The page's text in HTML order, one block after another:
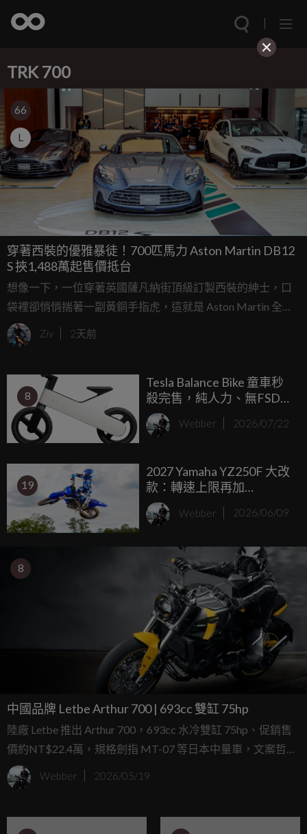
TRK 700
66
L
穿著西裝的優雅暴徒！700匹馬力 Aston Martin DB12
S 挾1,488萬起售價抵台
想像一下，一位穿著英國薩凡納街頂級訂製西裝的紳士，口
袋裡卻悄悄揣著一副黃銅手指虎，這就是 Aston Martin 全新
DB12 S 給人的第一印象，承襲了 DB 車系一貫的優雅從容，
這輛被原廠譽為「Super Tourer」顛峰之作的全新旗艦，在注
更是一頭隨時準備在柏油路上撕裂空氣的猛獸。
Ziv 2天前
8
Tesla Balance Bike 童車秒
殺完售，純人力、無FSD自
動駕駛，定價約台幣7000
元
Webber 2026/07/22
19
2027 Yamaha YZ250F 大改
款：轉速上限再加
700rpm，Monster Energy
特仕同步登場
Webber 2026/06/09
8
中國品牌 Letbe Arthur 700 | 693cc 雙缸 75hp
陸廠 Letbe 推出 Arthur 700，693cc 水冷雙缸 75hp、促銷售
價約NT$22.4萬，規格劍指 MT-07 等日本中量車，文案哲學
感爆棚但售價真的香。
Webber 2026/05/19